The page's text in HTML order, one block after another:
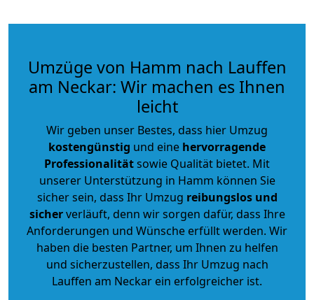
Umzüge von Hamm nach Lauffen
am Neckar: Wir machen es Ihnen
leicht
Wir geben unser Bestes, dass hier Umzug
kostengünstig und eine hervorragende
Professionalitätsowie Qualität bietet. Mit
unserer Unterstützung in Hamm können Sie
sicher sein, dass Ihr Umzug reibungslos und
sicherverläuft, denn wir sorgen dafür, dass Ihre
Anforderungen und Wünsche erfüllt werden. Wir
haben die besten Partner, um Ihnen zu helfen
und sicherzustellen, dass Ihr Umzug nach
Lauffen am Neckar ein erfolgreicher ist.